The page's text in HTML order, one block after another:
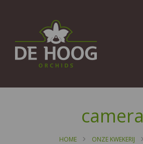
camera
HOME ONZE KWEKERIJ